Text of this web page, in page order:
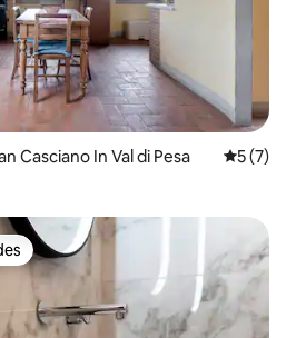
Casciano In Val di Pesa
5 (7)